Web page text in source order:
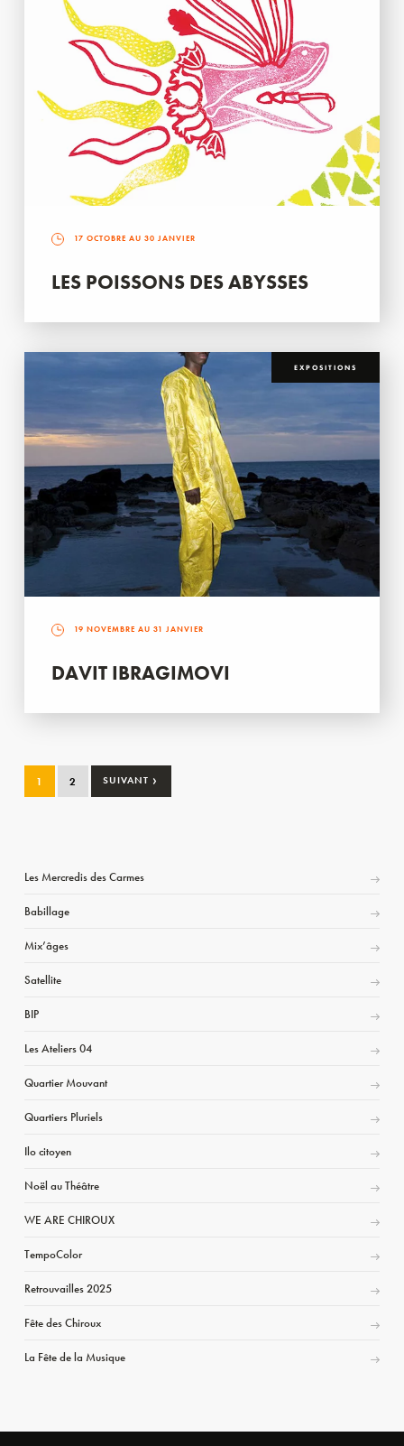
17 OCTOBRE AU 30 JANVIER
LES POISSONS DES ABYSSES
EXPOSITIONS
19 NOVEMBRE AU 31 JANVIER
DAVIT IBRAGIMOVI
1 2 SUIVANT ›
Les Mercredis des Carmes
Babillage
Mix’âges
Satellite
BIP
Les Ateliers 04
Quartier Mouvant
Quartiers Pluriels
Ilo citoyen
Noël au Théâtre
WE ARE CHIROUX
TempoColor
Retrouvailles 2025
Fête des Chiroux
La Fête de la Musique